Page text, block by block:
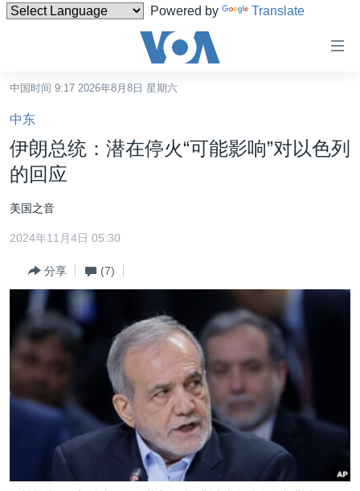
Powered by Translate
碍
链
接
内
容
到
跳
到
中国
最新国际新闻
中东
欧洲
全球议题
分类新闻
经济·金融·贸易
人权·法律·宗教
科教·文娱·体健
美中关系
热点专题
白宫要闻
美中关系
美国建国250周年
埃博拉疫情
VOA视频
VOA今日焦点
中文广播
中国时间 9:17 2026年8月8日 星期六
中东
伊朗总统：潜在停火“可能影响”对以色列
的回应
美国之音
2024年11月4日 05:30
分享 (7)